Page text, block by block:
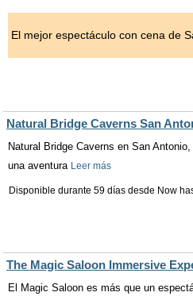
El mejor espectáculo con cena de
Natural Bridge Caverns San
Natural Bridge Caverns en San
una aventura Leer más
Disponible durante 59 días desde Now
The Magic Saloon Immersive
El Magic Saloon es más que un